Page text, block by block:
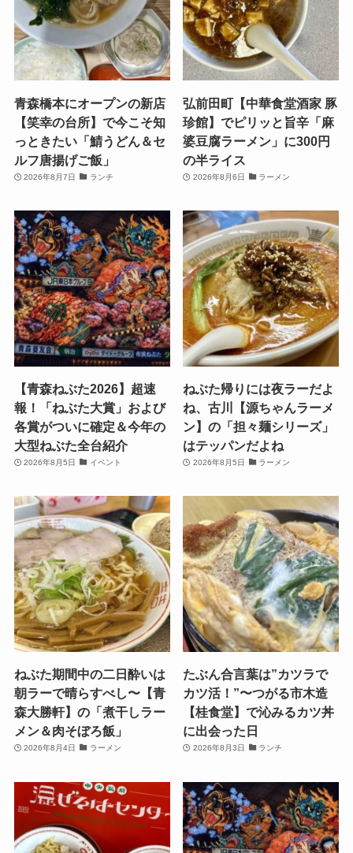
青森橋本にオープンの新店
【笑幸の台所】で今こそ知
っときたい「鯖うどん＆セ
ルフ唐揚げご飯」
2026年8月7日 ランチ
弘前田町【中華食堂酒家 豚
珍館】でピリッと旨辛「麻
婆豆腐ラーメン」に300円
の半ライス
2026年8月6日 ラーメン
【青森ねぶた2026】超速
報！「ねぶた大賞」および
各賞がついに確定＆今年の
大型ねぶた全台紹介
2026年8月5日 イベント
ねぶた帰りには夜ラーだよ
ね、古川【源ちゃんラーメ
ン】の「担々麺シリーズ」
はテッパンだよね
2026年8月5日 ラーメン
ねぶた期間中の二日酔いは
朝ラーで晴らすべし〜【青
森大勝軒】の「煮干しラー
メン＆肉そぼろ飯」
2026年8月4日 ラーメン
たぶん合言葉は”カツラで
カツ活！”〜つがる市木造
【桂食堂】で沁みるカツ丼
に出会った日
2026年8月3日 ランチ